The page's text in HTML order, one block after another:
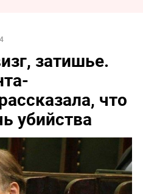
затишье.
что
убийства